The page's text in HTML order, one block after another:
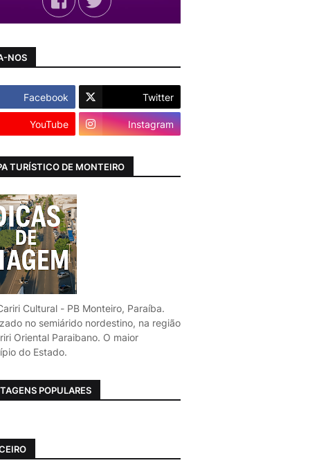
NOS
Facebook Twitter
YouTube Instagram
TURÍSTICO DE MONTEIRO
Cultural - PB Monteiro, Paraíba.
no semiárido nordestino, na região
Oriental Paraibano. O maior
do Estado.
POPULARES